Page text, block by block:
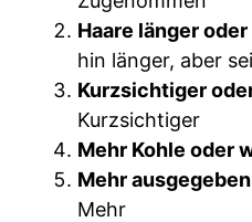
Haare länger
hin länger, aber
Kurzsichtiger
Kurzsichtiger
Mehr Kohle oder
Mehr
Mehr